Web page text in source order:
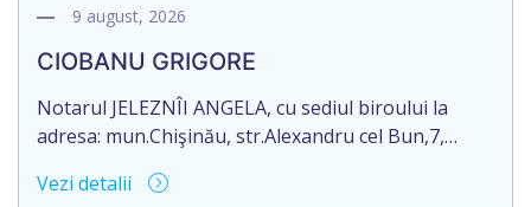
9 august, 2026
CIOBANU GRIGORE
Notarul JELEZNÎI ANGELA, cu sediul biroului la
adresa: mun.Chişinău, str.Alexandru cel Bun,7,
succesorale în urma decesului cet.CIOBANU
Vezi detalii